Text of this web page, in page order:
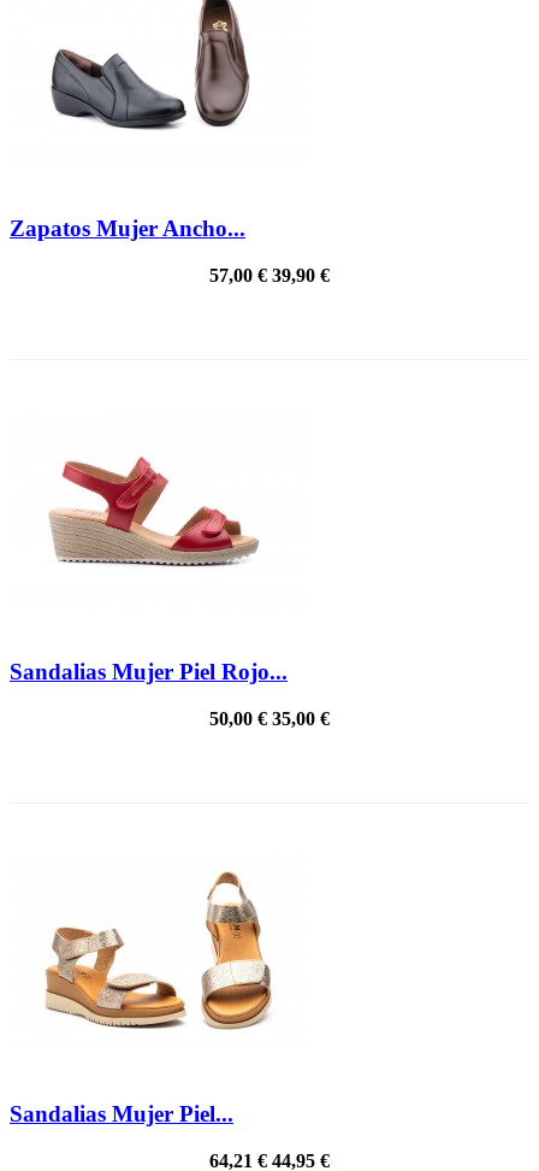
Zapatos Mujer Ancho...
57,00 € 39,90 €
Sandalias Mujer Piel Rojo...
50,00 € 35,00 €
Sandalias Mujer Piel...
64,21 € 44,95 €